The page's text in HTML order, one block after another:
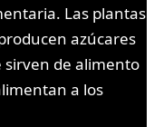
Las plantas
azúcares
sirven de alimento
a los